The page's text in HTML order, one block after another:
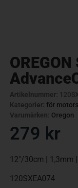
Artikelnummer:
Kategorier: för
Varumärken Oregon
279 kr
12″/30cm | 1,3mm
120SXEA074